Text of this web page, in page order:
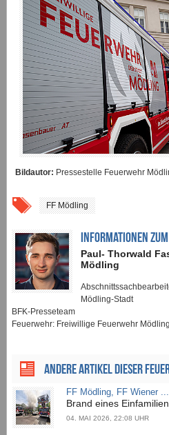
Bildautor: Pressestelle Feuerwehr
FF Mödling
INFORMATIONEN
Paul- Thorwald
Mödling
Mödling-Stadt
BFK-Presseteam
Feuerwehr: Freiwillige Feuerwehr
ANDERE ARTIKEL DIESER
FF Mödling, FF Wiener ...
Brand eines
04. MAI 2026, 22:08 UHR